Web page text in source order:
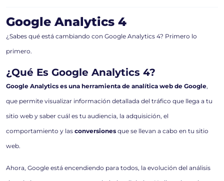
Google Analytics 4
¿Sabes qué está cambiando con Google Analytics 4? Primero lo
primero.
¿Qué Es Google Analytics 4?
Google Analytics es una herramienta de analítica web de Google,
que permite visualizar información detallada del tráfico que llega a tu
sitio web y saber cuál es tu audiencia, la adquisición, el
comportamiento y las conversiones que se llevan a cabo en tu sitio
web.
Ahora, Google está encendiendo para todos, la evolución del análisis